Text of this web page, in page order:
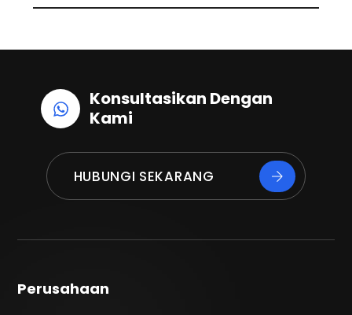
Konsultasikan Dengan
Kami
HUBUNGI SEKARANG
Perusahaan